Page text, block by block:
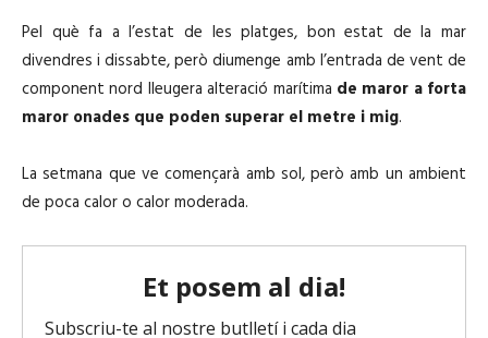
Pel què fa a l’estat de les platges, bon estat de la mar
divendres i dissabte, però diumenge amb l’entrada de vent de
component nord lleugera alteració marítima de maror a forta
maror onades que poden superar el metre i mig.
La setmana que ve començarà amb sol, però amb un ambient
de poca calor o calor moderada.